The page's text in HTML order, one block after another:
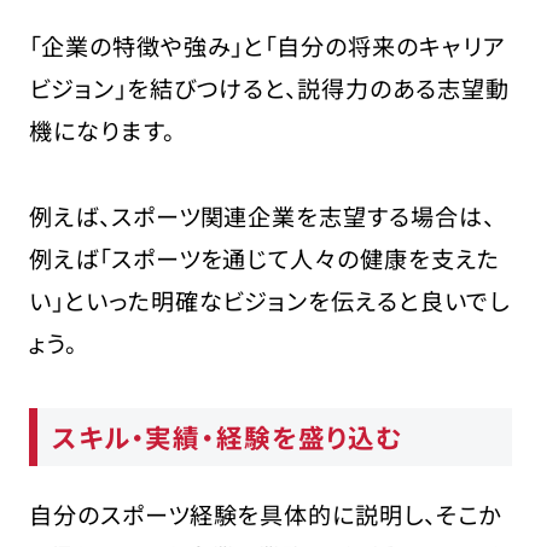
「企業の特徴や強み」と「自分の将来のキャリア
ビジョン」を結びつけると、説得力のある志望動
機になります。
例えば、スポーツ関連企業を志望する場合は、
例えば「スポーツを通じて人々の健康を支えた
い」といった明確なビジョンを伝えると良いでし
ょう。
スキル・実績・経験を盛り込む
自分のスポーツ経験を具体的に説明し、そこか